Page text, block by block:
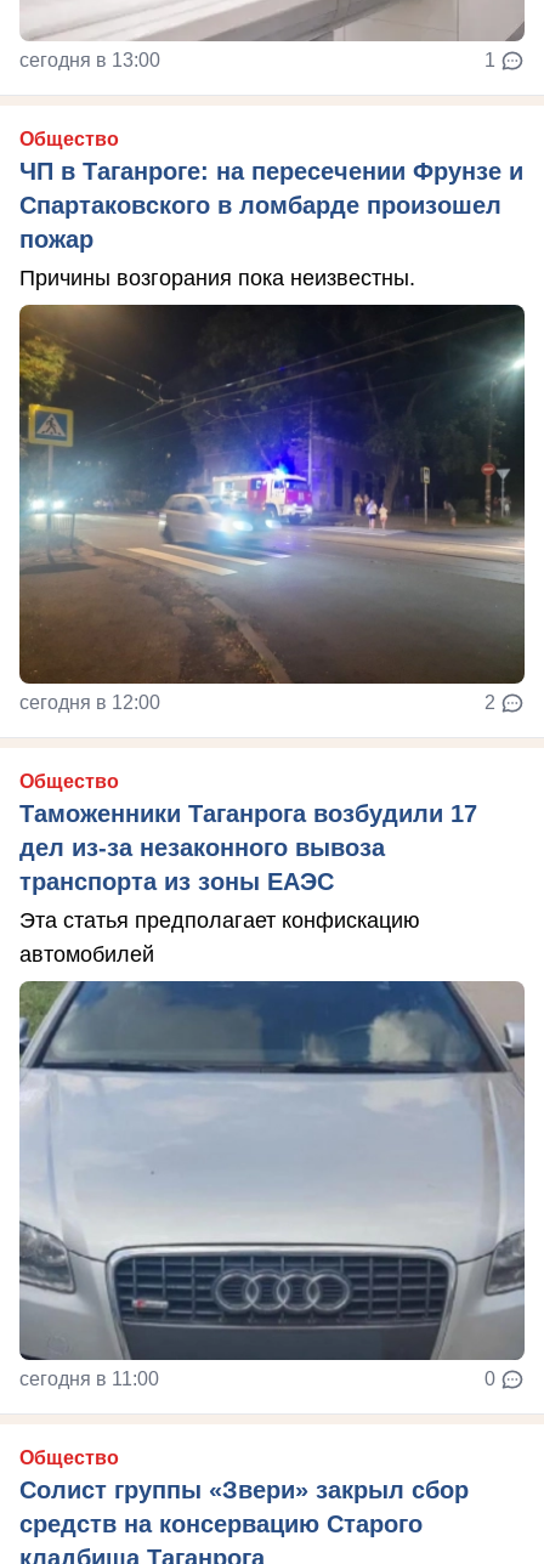
сегодня в 13:00 1
Общество
ЧП в Таганроге: на пересечении Фрунзе и
Спартаковского в ломбарде произошел
пожар
Причины возгорания пока неизвестны.
сегодня в 12:00 2
Общество
Таможенники Таганрога возбудили 17
дел из-за незаконного вывоза
транспорта из зоны ЕАЭС
Эта статья предполагает конфискацию
автомобилей
сегодня в 11:00 0
Общество
Солист группы «Звери» закрыл сбор
средств на консервацию Старого
кладбища Таганрога